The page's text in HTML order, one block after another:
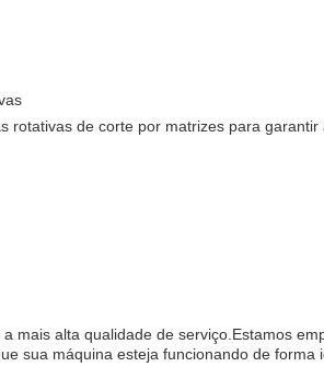
de corte por matrizes para garantir
mais alta qualidade de serviço.Estamos
sua máquina esteja funcionando de forma